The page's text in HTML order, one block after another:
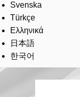
Svenska
Türkçe
Ελληνικά
日本語
한국어